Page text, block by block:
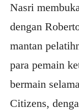
Nasri
dengan
mantan
para pemain
bermain
Citizens,